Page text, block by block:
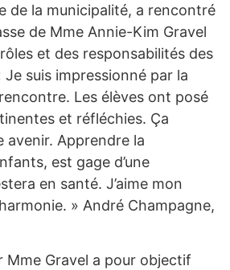
de la municipalité, a rencontré
de Mme Annie-Kim Gravel
et des responsabilités des
Je suis impressionné par la
Les élèves ont posé
et réfléchies. Ça
Apprendre la
est gage d’une
en santé. J’aime mon
» André Champagne,
Mme Gravel a pour objectif